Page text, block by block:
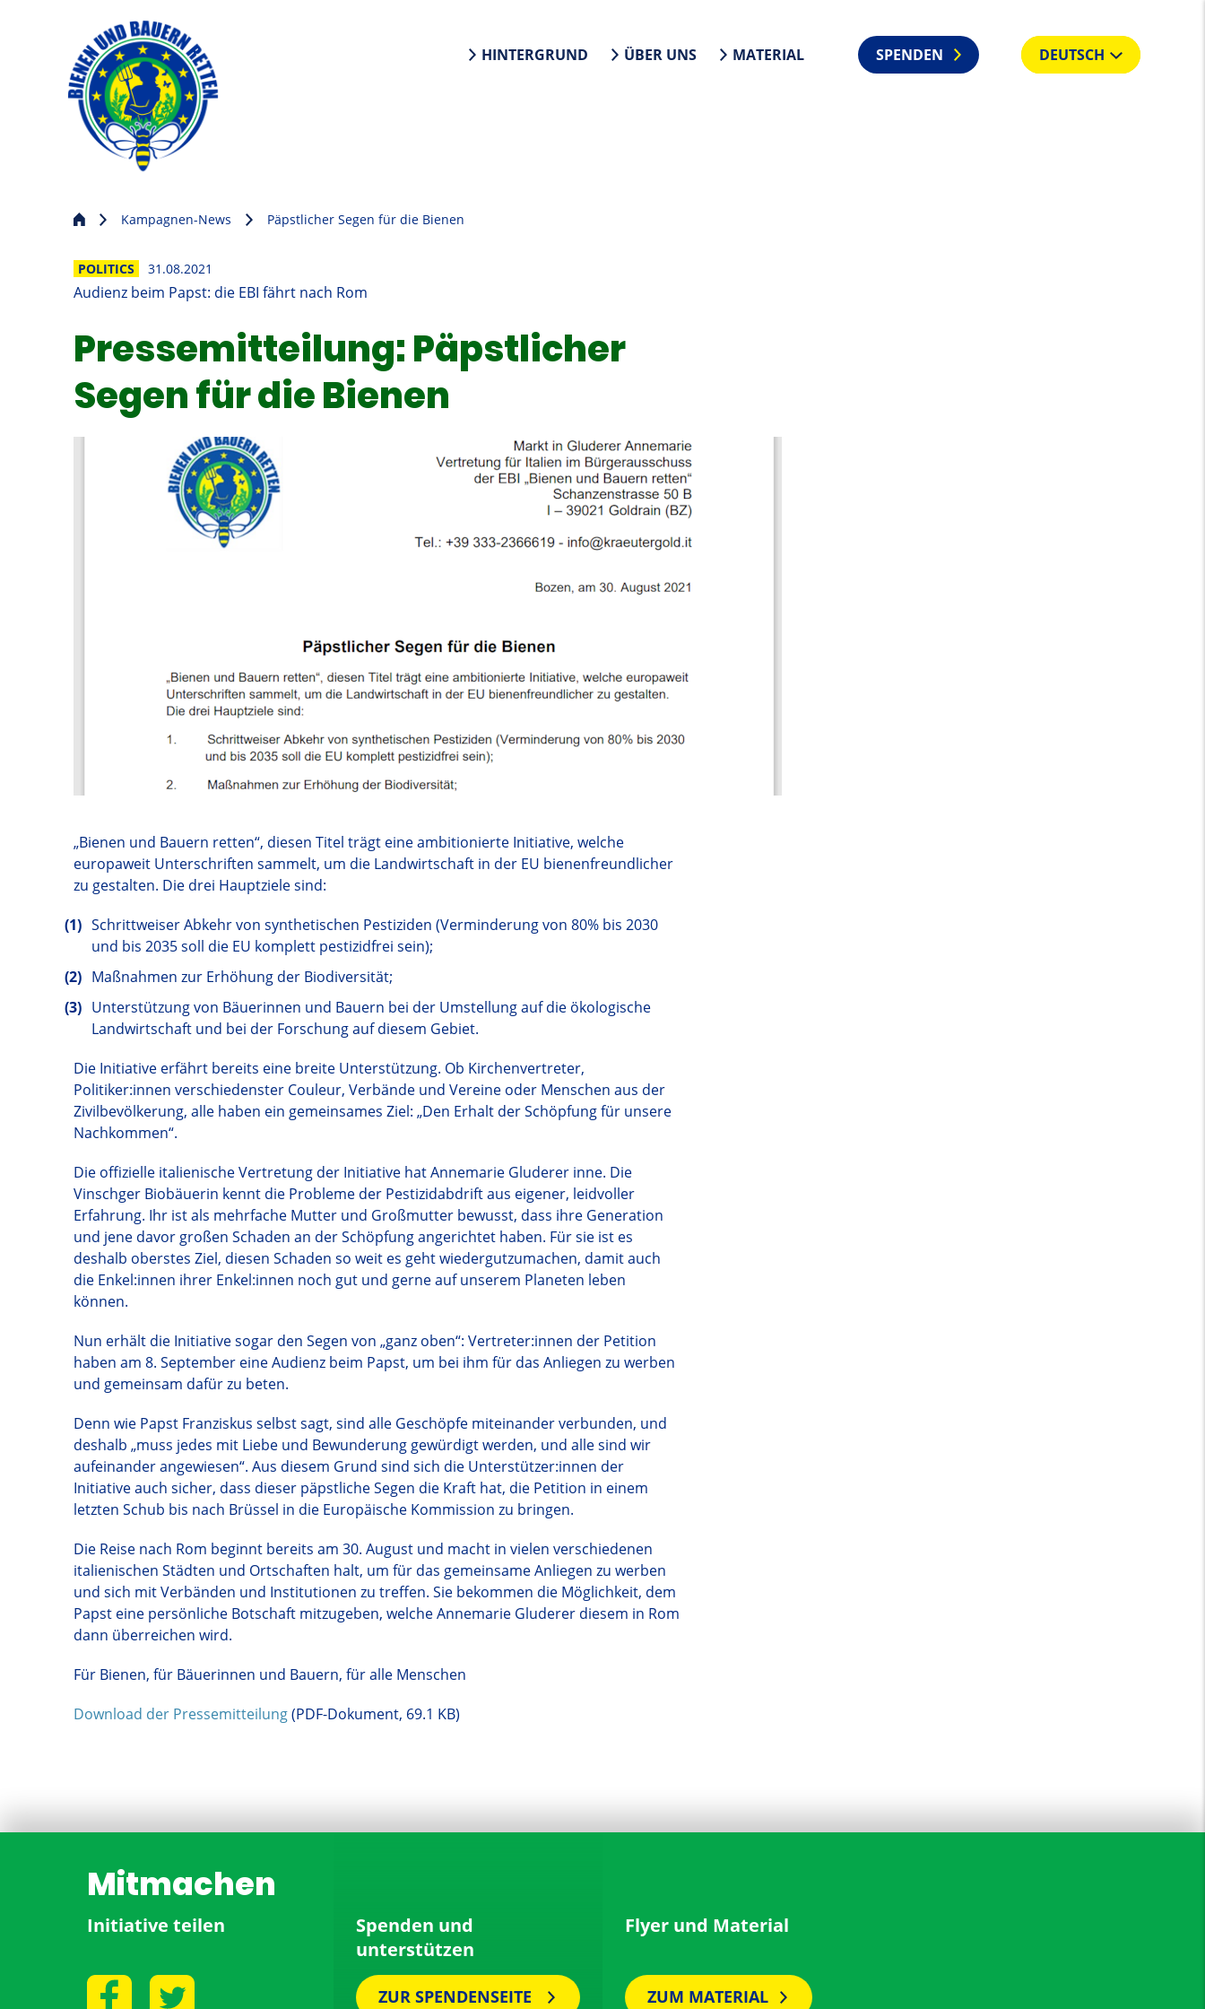
HINTERGRUND ÜBER UNS MATERIAL SPENDEN DEUTSCH
Kampagnen-News Päpstlicher Segen für die Bienen
POLITICS 31.08.2021
Audienz beim Papst: die EBI fährt nach Rom
Pressemitteilung: Päpstlicher
Segen für die Bienen
„Bienen und Bauern retten“, diesen Titel trägt eine ambitionierte Initiative, welche
europaweit Unterschriften sammelt, um die Landwirtschaft in der EU bienenfreundlicher
zu gestalten. Die drei Hauptziele sind:
Schrittweiser Abkehr von synthetischen Pestiziden (Verminderung von 80% bis 2030
und bis 2035 soll die EU komplett pestizidfrei sein);
Maßnahmen zur Erhöhung der Biodiversität;
Unterstützung von Bäuerinnen und Bauern bei der Umstellung auf die ökologische
Landwirtschaft und bei der Forschung auf diesem Gebiet.
Die Initiative erfährt bereits eine breite Unterstützung. Ob Kirchenvertreter,
Politiker:innen verschiedenster Couleur, Verbände und Vereine oder Menschen aus der
Zivilbevölkerung, alle haben ein gemeinsames Ziel: „Den Erhalt der Schöpfung für unsere
Nachkommen“.
Die offizielle italienische Vertretung der Initiative hat Annemarie Gluderer inne. Die
Vinschger Biobäuerin kennt die Probleme der Pestizidabdrift aus eigener, leidvoller
Erfahrung. Ihr ist als mehrfache Mutter und Großmutter bewusst, dass ihre Generation
und jene davor großen Schaden an der Schöpfung angerichtet haben. Für sie ist es
deshalb oberstes Ziel, diesen Schaden so weit es geht wiedergutzumachen, damit auch
die Enkel:innen ihrer Enkel:innen noch gut und gerne auf unserem Planeten leben
können.
Nun erhält die Initiative sogar den Segen von „ganz oben“: Vertreter:innen der Petition
haben am 8. September eine Audienz beim Papst, um bei ihm für das Anliegen zu werben
und gemeinsam dafür zu beten.
Denn wie Papst Franziskus selbst sagt, sind alle Geschöpfe miteinander verbunden, und
deshalb „muss jedes mit Liebe und Bewunderung gewürdigt werden, und alle sind wir
aufeinander angewiesen“. Aus diesem Grund sind sich die Unterstützer:innen der
Initiative auch sicher, dass dieser päpstliche Segen die Kraft hat, die Petition in einem
letzten Schub bis nach Brüssel in die Europäische Kommission zu bringen.
Die Reise nach Rom beginnt bereits am 30. August und macht in vielen verschiedenen
italienischen Städten und Ortschaften halt, um für das gemeinsame Anliegen zu werben
und sich mit Verbänden und Institutionen zu treffen. Sie bekommen die Möglichkeit, dem
Papst eine persönliche Botschaft mitzugeben, welche Annemarie Gluderer diesem in Rom
dann überreichen wird.
Für Bienen, für Bäuerinnen und Bauern, für alle Menschen
Download der Pressemitteilung(PDF-Dokument, 69.1 KB)
Mitmachen
Initiative teilen
Spenden und
unterstützen
ZUR SPENDENSEITE
Flyer und Material
ZUM MATERIAL